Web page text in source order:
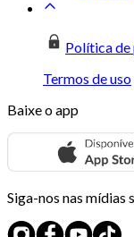
Política
Termos de uso
Baixe o app
Siga-nos nas mídias